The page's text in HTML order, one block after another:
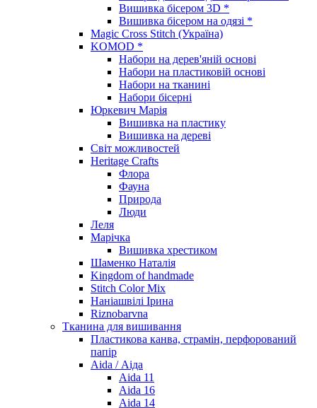
Вишивка бісером 3D *
Вишивка бісером на одязі *
Magic Cross Stitch (Україна)
KOMOD *
Набори на дерев'яній основі
Набори на пластиковій основі
Набори на тканині
Набори бісерні
Юркевич Марія
Вишивка на пластику
Вишивка на дереві
Світ можливостей
Heritage Crafts
Флора
Фауна
Природа
Люди
Леля
Марічка
Вишивка хрестиком
Шаменко Наталія
Kingdom of handmade
Stitch Color Mix
Наніашвілі Ірина
Riznobarvna
Тканина для вишивання
Пластикова канва, страмін, перфорований
папір
Aida / Аіда
Aida 11
Aida 16
Aida 14